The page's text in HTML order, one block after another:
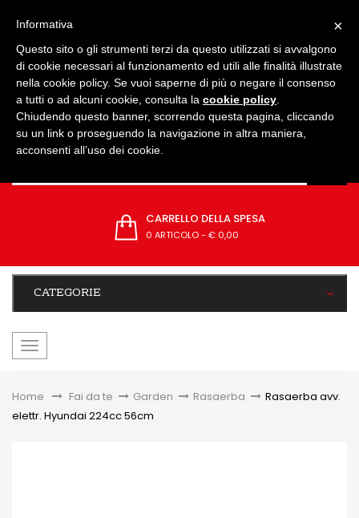
CARRELLO DELLA SPESA
0 ARTICOLO- € 0,00
CATEGORIE
navigazione
Home &gt;Fai da te > Garden > Rasaerba > Rasaerba avv.
elettr. Hyundai 224cc 56cm
×
Informativa
Questo sito o gli strumenti terzi da questo utilizzati si avvalgono
di cookie necessari al funzionamento ed utili alle finalità illustrate
nella cookie policy. Se vuoi saperne di più o negare il consenso
a tutti o ad alcuni cookie, consulta la cookie policy
Chiudendo questo banner, scorrendo questa pagina, cliccando
su un link o proseguendo la navigazione in altra maniera,
acconsenti all’uso dei cookie.